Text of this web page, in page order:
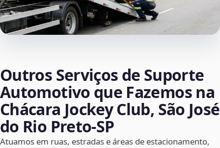
Outros Serviços de Suporte
Automotivo que Fazemos na
Chácara Jockey Club, São José
do Rio Preto‑SP
Atuamos em ruas, estradas e áreas de estacionamento,